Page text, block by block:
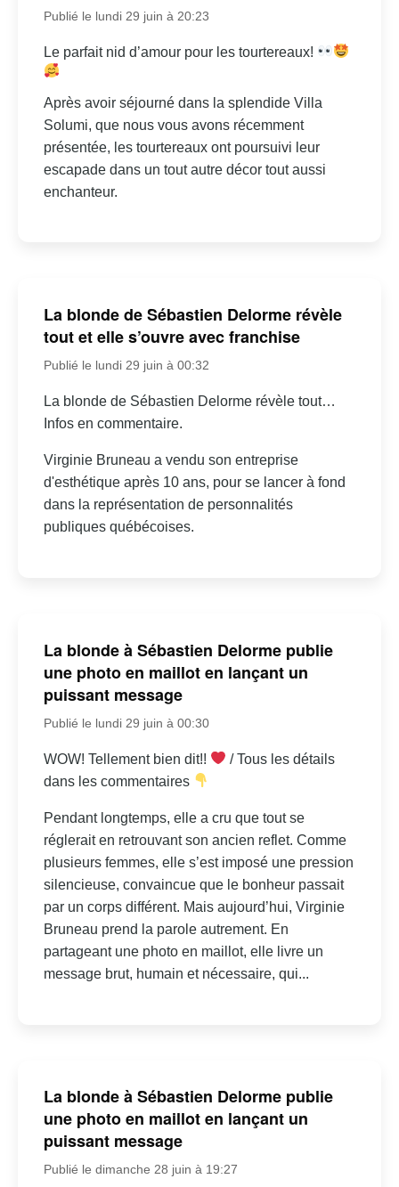
Publié le lundi 29 juin à 20:23
Le parfait nid d’amour pour les tourtereaux!
Après avoir séjourné dans la splendide Villa
Solumi, que nous vous avons récemment
présentée, les tourtereaux ont poursuivi leur
escapade dans un tout autre décor tout aussi
enchanteur.
La blonde de Sébastien Delorme révèle
tout et elle s’ouvre avec franchise
Publié le lundi 29 juin à 00:32
La blonde de Sébastien Delorme révèle tout…
Infos en commentaire.
Virginie Bruneau a vendu son entreprise
d'esthétique après 10 ans, pour se lancer à fond
dans la représentation de personnalités
publiques québécoises.
La blonde à Sébastien Delorme publie
une photo en maillot en lançant un
puissant message
Publié le lundi 29 juin à 00:30
WOW! Tellement bien dit!!
/ Tous les détails
dans les commentaires
Pendant longtemps, elle a cru que tout se
réglerait en retrouvant son ancien reflet. Comme
plusieurs femmes, elle s’est imposé une pression
silencieuse, convaincue que le bonheur passait
par un corps différent. Mais aujourd’hui, Virginie
Bruneau prend la parole autrement. En
partageant une photo en maillot, elle livre un
message brut, humain et nécessaire, qui...
La blonde à Sébastien Delorme publie
une photo en maillot en lançant un
puissant message
Publié le dimanche 28 juin à 19:27